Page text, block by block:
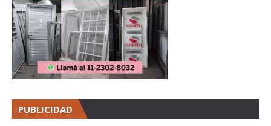
PUBLICIDAD